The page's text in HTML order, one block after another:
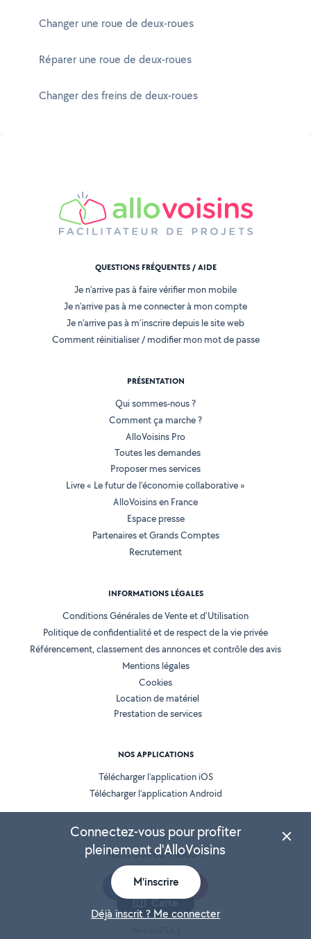
Changer une roue de deux-roues
Réparer une roue de deux-roues
Changer des freins de deux-roues
Carte
Retrouvez-nous :
QUESTIONS FRÉQUENTES / AIDE
Je n'arrive pas à faire vérifier mon mobile
Je n'arrive pas à me connecter à mon compte
Je n'arrive pas à m'inscrire depuis le site web
Comment réinitialiser / modifier mon mot de passe
PRÉSENTATION
Qui sommes-nous ?
Comment ça marche ?
AlloVoisins Pro
Toutes les demandes
Proposer mes services
Livre « Le futur de l'économie collaborative »
AlloVoisins en France
Espace presse
Partenaires et Grands Comptes
Recrutement
INFORMATIONS LÉGALES
Conditions Générales de Vente et d'Utilisation
Politique de confidentialité et de respect de la vie privée
Référencement, classement des annonces et contrôle des avis
Mentions légales
Cookies
Location de matériel
Prestation de services
NOS APPLICATIONS
Télécharger l’application iOS
Télécharger l’application Android
Connectez-vous pour profiter
pleinement d'AlloVoisins
M'inscrire
Déjà inscrit ? Me connecter